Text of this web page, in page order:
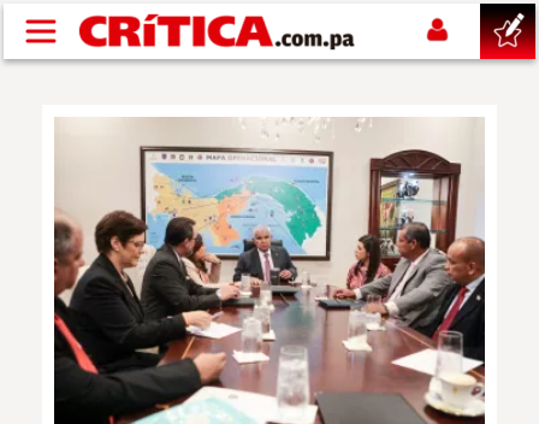
Pasar al contenido principal
NACIONAL
POLÍTICA